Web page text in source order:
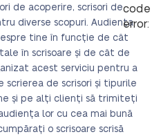
code
error:
de acoperire, scrisori de
diverse scopuri. Audiența
tine în funcție de cât
în scrisoare și de cât de
acest serviciu pentru a
scrierea de scrisori și tipurile
și pe alți clienți să trimiteți
lor cu cea mai bună
o scrisoare scrisă